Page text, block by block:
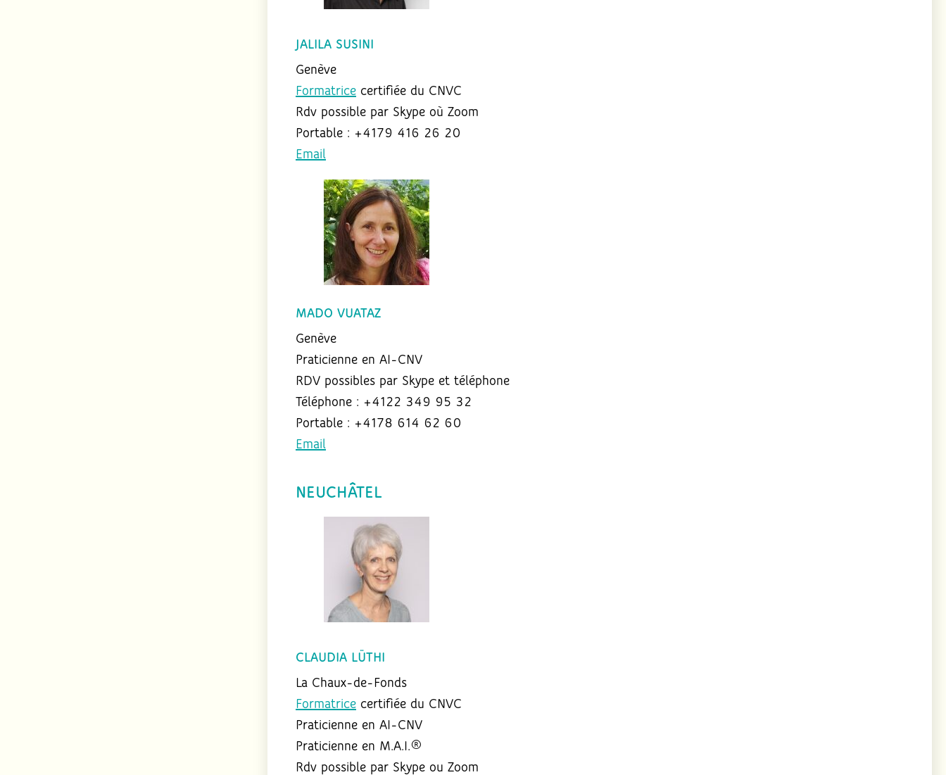
JALILA SUSINI
Genève
Formatrice certifiée du CNVC
Rdv possible par Skype où Zoom
Portable : +4179 416 26 20
Email
MADO VUATAZ
Genève
Praticienne en AI-CNV
RDV possibles par Skype et téléphone
Téléphone : +4122 349 95 32
Portable : +4178 614 62 60
Email
NEUCHÂTEL
CLAUDIA LÜTHI
La Chaux-de-Fonds
Formatrice certifiée du CNVC
Praticienne en AI-CNV
Praticienne en M.A.I.®
Rdv possible par Skype ou Zoom